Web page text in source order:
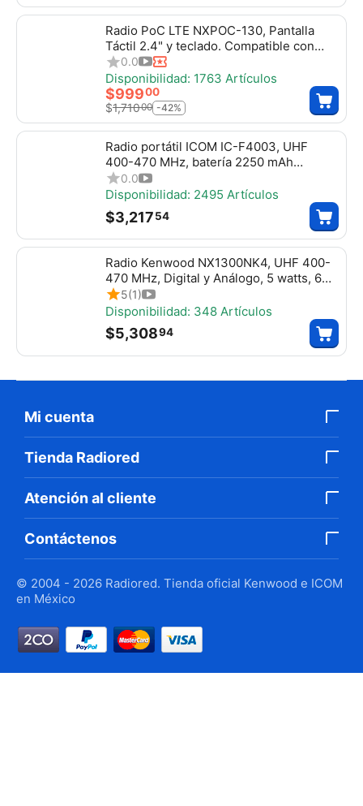
Radio PoC LTE NXPOC-130, Pantalla
Táctil 2.4" y teclado. Compatible con
NXRadio, Tassta, Zello, NXPOC130
0.0
Disponibilidad: 1763 Artículos
$99900
$1,71000 -42%
Radio portátil ICOM IC-F4003, UHF
400-470 MHz, batería 2250 mAh
extrema duración, 5W de potencia,
bocina de 1500mW, más Potente, 16
canales. Incluye: batería, cargador,
antena, tapa de accesorios y clip,
ICF4003
0.0
Disponibilidad: 2495 Artículos
$3,21754
Radio Kenwood NX1300NK4, UHF 400-
470 MHz, Digital y Análogo, 5 watts, 64
canales, roaming, encriptación, Incluye
antena, batería, cargador y clip
5(1)
Disponibilidad: 348 Artículos
$5,30894
Mi cuenta
Tienda Radiored
Atención al cliente
Contáctenos
© 2004 - 2026 Radiored. Tienda oficial Kenwood e ICOM
en México